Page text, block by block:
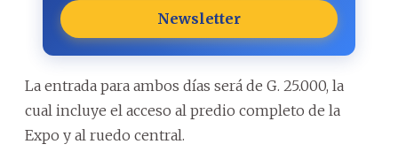
Newsletter
La entrada para ambos días será de G. 25.000, la
cual incluye el acceso al predio completo de la
Expo y al ruedo central.